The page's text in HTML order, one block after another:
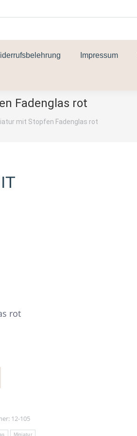
Impressum
Fadenglas rot
mit Stopfen Fadenglas rot
rot
12-105
Miniatur